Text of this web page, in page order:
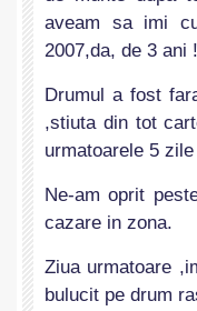
aveam sa imi
2007,da, de 3 ani !
Drumul a fost
,stiuta din tot
urmatoarele 5 zile
Ne-am oprit
cazare in zona.
Ziua urmatoare
bulucit pe drum